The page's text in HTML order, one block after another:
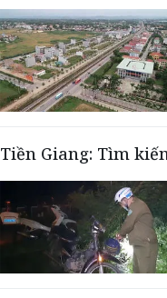
Tiền Giang: Tìm